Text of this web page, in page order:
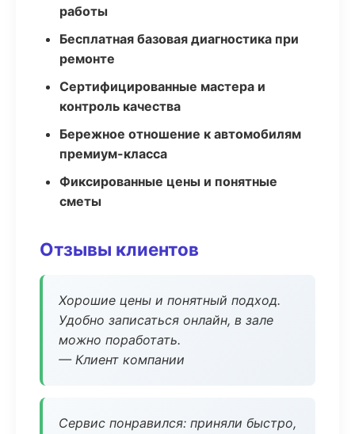
работы
Бесплатная базовая диагностика при
ремонте
Сертифицированные мастера и
контроль качества
Бережное отношение к автомобилям
премиум-класса
Фиксированные цены и понятные
сметы
Отзывы клиентов
Хорошие цены и понятный подход.
Удобно записаться онлайн, в зале
можно поработать.
— Клиент компании
Сервис понравился: приняли быстро,